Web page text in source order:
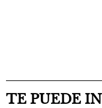
TE PUEDE